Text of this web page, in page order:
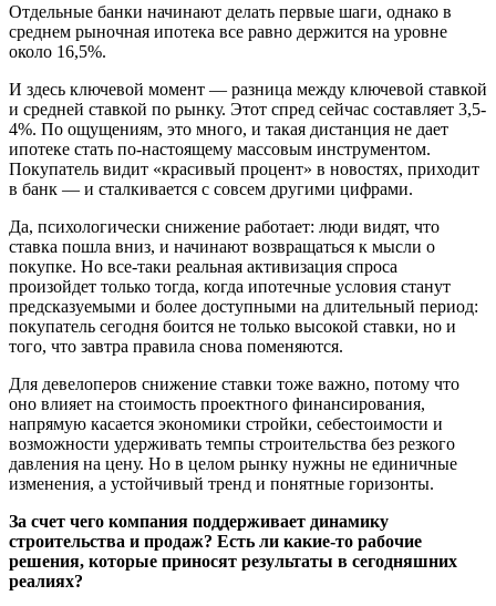
Отдельные банки начинают делать первые шаги, однако в
среднем рыночная ипотека все равно держится на уровне
около 16,5%.
И здесь ключевой момент — разница между ключевой ставкой
и средней ставкой по рынку. Этот спред сейчас составляет 3,5-
4%. По ощущениям, это много, и такая дистанция не дает
ипотеке стать по-настоящему массовым инструментом.
Покупатель видит «красивый процент» в новостях, приходит
в банк — и сталкивается с совсем другими цифрами.
Да, психологически снижение работает: люди видят, что
ставка пошла вниз, и начинают возвращаться к мысли о
покупке. Но все-таки реальная активизация спроса
произойдет только тогда, когда ипотечные условия станут
предсказуемыми и более доступными на длительный период:
покупатель сегодня боится не только высокой ставки, но и
того, что завтра правила снова поменяются.
Для девелоперов снижение ставки тоже важно, потому что
оно влияет на стоимость проектного финансирования,
напрямую касается экономики стройки, себестоимости и
возможности удерживать темпы строительства без резкого
давления на цену. Но в целом рынку нужны не единичные
изменения, а устойчивый тренд и понятные горизонты.
За счет чего компания поддерживает динамику
строительства и продаж? Есть ли какие-то рабочие
решения, которые приносят результаты в сегодняшних
реалиях?